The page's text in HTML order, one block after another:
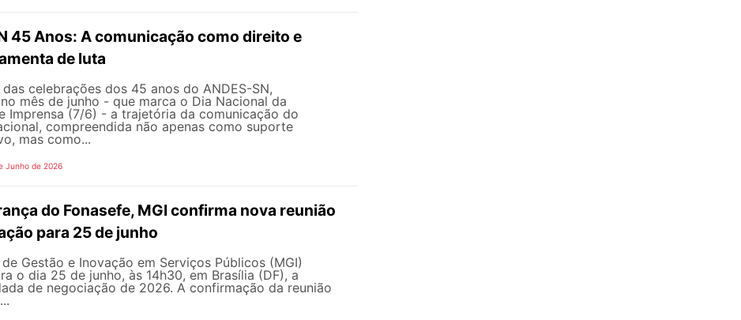
45 Anos: A comunicação como direito e
de luta
celebrações dos 45 anos do ANDES-SN,
mês de junho - que marca o Dia Nacional da
Imprensa (7/6) - a trajetória da comunicação do
compreendida não apenas como suporte
mas como...
Junho de 2026
do Fonasefe, MGI confirma nova reunião
para 25 de junho
Gestão e Inovação em Serviços Públicos (MGI)
o dia 25 de junho, às 14h30, em Brasília (DF), a
de negociação de 2026. A confirmação da reunião